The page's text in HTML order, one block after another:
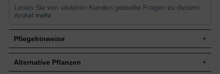
Lesen Sie von weiteren Kunden gestellte Fragen zu diesem
Artikel mehr
Pflegehinweise
Alternative Pflanzen